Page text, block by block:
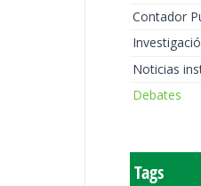
Contador
Noticias
Debates
Tags